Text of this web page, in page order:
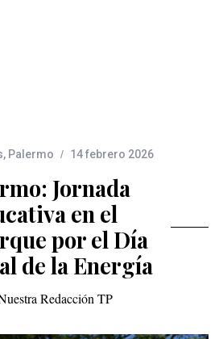
, Palermo 14 febrero 2026
Jornada
en el
por el Día
de la Energía
Redacción TP